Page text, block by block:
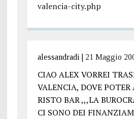
valencia-city.php
alessandradi 21 Maggio
CIAO ALEX VORREI
VALENCIA, DOVE POTER
RISTO BAR ,,,LA
CI SONO DEI